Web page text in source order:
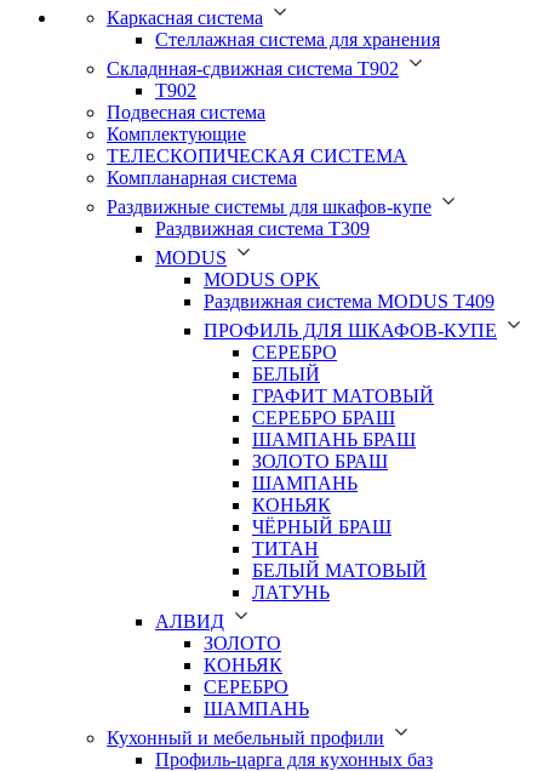
Каркасная система
Стеллажная система для хранения
Складнная-сдвижная система Т902
T902
Подвесная система
Комплектующие
ТЕЛЕСКОПИЧЕСКАЯ СИСТЕМА
Компланарная система
Раздвижные системы для шкафов-купе
Раздвижная система Т309
MODUS
MODUS OPK
Раздвижная система MODUS T409
ПРОФИЛЬ ДЛЯ ШКАФОВ-КУПЕ
СЕРЕБРО
БЕЛЫЙ
ГРАФИТ МАТОВЫЙ
СЕРЕБРО БРАШ
ШАМПАНЬ БРАШ
ЗОЛОТО БРАШ
ШАМПАНЬ
КОНЬЯК
ЧЁРНЫЙ БРАШ
ТИТАН
БЕЛЫЙ МАТОВЫЙ
ЛАТУНЬ
АЛВИД
ЗОЛОТО
КОНЬЯК
СЕРЕБРО
ШАМПАНЬ
Кухонный и мебельный профили
Профиль-царга для кухонных баз